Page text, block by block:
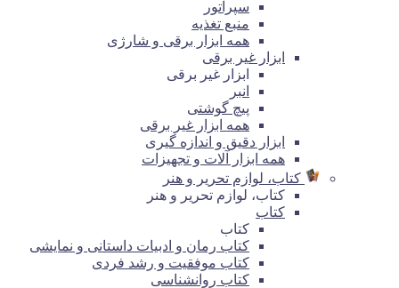
سپراتور
منبع تغذیه
همه ابزار برقی و شارژی
ابزار غیر برقی
ابزار غیر برقی
انبر
پیچ گوشتی
همه ابزار غیر برقی
ابزار دقیق و اندازه گیری
همه ابزار آلات و تجهیزات
کتاب، لوازم تحریر و هنر
کتاب، لوازم تحریر و هنر
کتاب
کتاب
کتاب رمان و ادبیات داستانی و نمایشی
کتاب موفقیت و رشد فردی
کتاب روانشناسی